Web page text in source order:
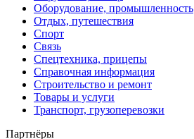
Оборудование, промышленность
Отдых, путешествия
Спорт
Связь
Спецтехника, прицепы
Справочная информация
Строительство и ремонт
Товары и услуги
Транспорт, грузоперевозки
Партнёры